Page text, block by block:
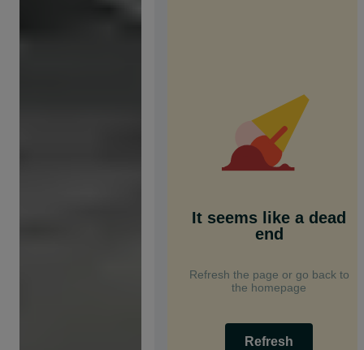
It seems like a dead
end
Refresh the page or go back to
the homepage
Refresh